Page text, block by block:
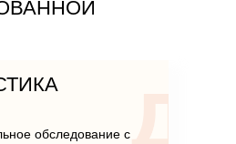
обследование с